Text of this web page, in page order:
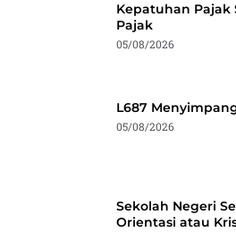
Kepatuhan Pajak
Pajak
05/08/2026
L687
05/08/2026
Sekolah Negeri
Orientasi atau